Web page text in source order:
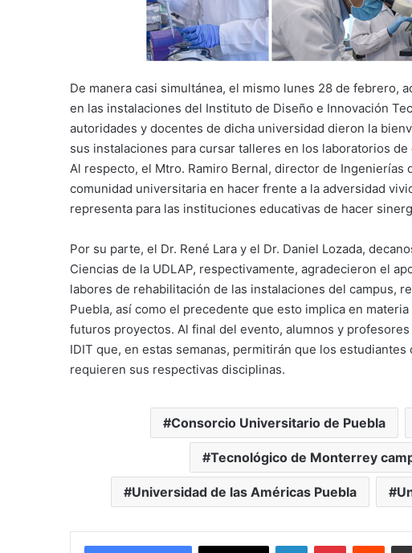
De manera casi simultánea, el mismo lunes 28 de febrero,
en las instalaciones del Instituto de Diseño e Innovación
autoridades y docentes de dicha universidad dieron la
sus instalaciones para cursar talleres en los laboratorios
Al respecto, el Mtro. Ramiro Bernal, director de Ingenierías
comunidad universitaria en hacer frente a la adversidad
representa para las instituciones educativas de hacer
Por su parte, el Dr. René Lara y el Dr. Daniel Lozada,
Ciencias de la UDLAP, respectivamente, agradecieron el
labores de rehabilitación de las instalaciones del campus,
Puebla, así como el precedente que esto implica en
futuros proyectos. Al final del evento, alumnos y
IDIT que, en estas semanas, permitirán que los
requieren sus respectivas disciplinas.
Consorcio Universitario de Puebla
Tecnológico de Monterrey
Universidad de las Américas Puebla
LinkedInPinterest